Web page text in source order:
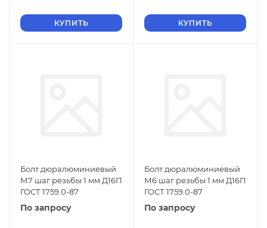
КУПИТЬ КУПИТЬ
Болт дюралюминиевый
М7 шаг резьбы 1 мм Д16П
ГОСТ 1759.0-87
По запросу
Болт дюралюминиевый
М6 шаг резьбы 1 мм Д16П
ГОСТ 1759.0-87
По запросу